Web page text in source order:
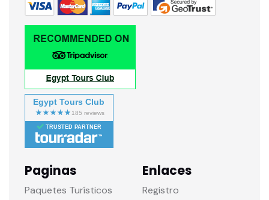
Egypt Tours Club
TRUSTED PARTNER
Paginas
Paquetes Turísticos
Enlaces
Registro